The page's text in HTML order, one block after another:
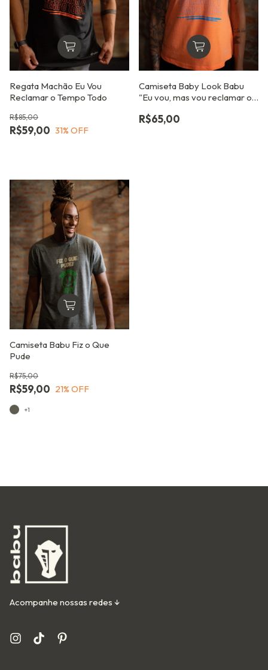
Regata Machão Eu Vou
Reclamar o Tempo Todo
R$59,00
R$85,00
31% OFF
Camiseta Baby Look Babu
"Eu vou, mas vou reclamar o
R$65,00
Camiseta Babu Fiz o Que
Pude
R$59,00
R$75,00
21% OFF
+1
Acompanhe nossas redes ↓